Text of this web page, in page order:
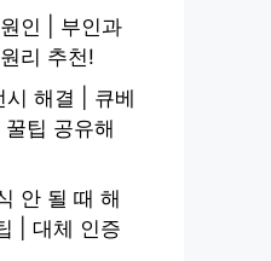
인 | 부인과
리 추천!
해결 | 큐베
팁 공유해
안 될 때 해
| 대체 인증